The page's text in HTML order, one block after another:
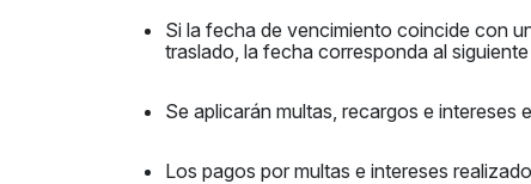
Si la fecha de vencimiento coincide con
traslado, la fecha corresponda al
Se aplicarán multas, recargos e intereses
Los pagos por multas e intereses